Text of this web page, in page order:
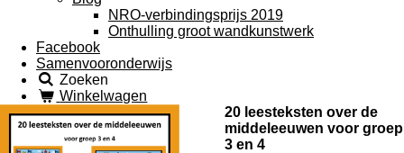
NRO-verbindingsprijs 2019
Onthulling groot wandkunstwerk
Facebook
Samenvooronderwijs
Zoeken
Winkelwagen
20 leesteksten over de
middeleeuwen voor groep
3 en 4